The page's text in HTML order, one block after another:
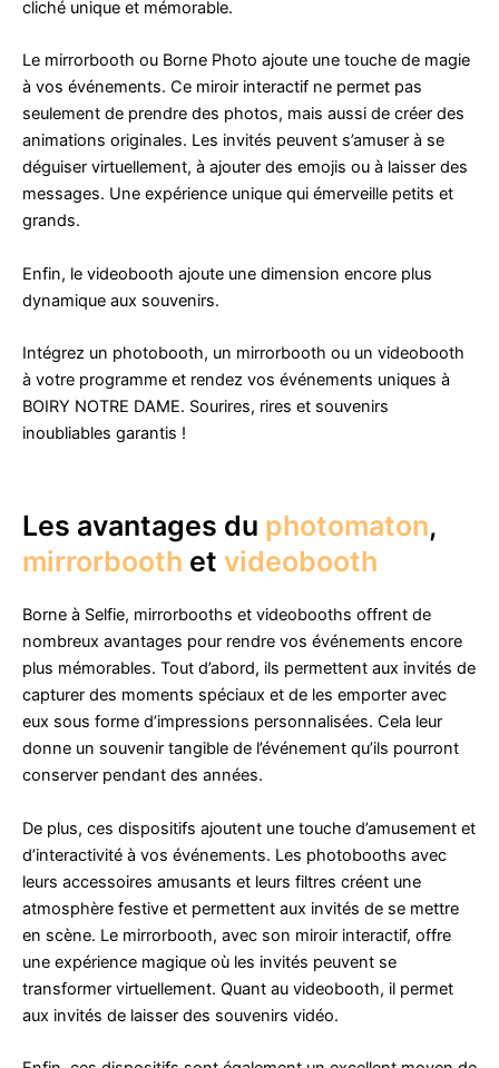
cliché unique et mémorable.
Le mirrorbooth ou Borne Photo ajoute une touche de magie
à vos événements. Ce miroir interactif ne permet pas
seulement de prendre des photos, mais aussi de créer des
animations originales. Les invités peuvent s’amuser à se
déguiser virtuellement, à ajouter des emojis ou à laisser des
messages. Une expérience unique qui émerveille petits et
grands.
Enfin, le videobooth ajoute une dimension encore plus
dynamique aux souvenirs.
Intégrez un photobooth, un mirrorbooth ou un videobooth
à votre programme et rendez vos événements uniques à
BOIRY NOTRE DAME. Sourires, rires et souvenirs
inoubliables garantis !
Les avantages du photomaton,
mirrorbooth et videobooth
Borne à Selfie, mirrorbooths et videobooths offrent de
nombreux avantages pour rendre vos événements encore
plus mémorables. Tout d’abord, ils permettent aux invités de
capturer des moments spéciaux et de les emporter avec
eux sous forme d’impressions personnalisées. Cela leur
donne un souvenir tangible de l’événement qu’ils pourront
conserver pendant des années.
De plus, ces dispositifs ajoutent une touche d’amusement et
d’interactivité à vos événements. Les photobooths avec
leurs accessoires amusants et leurs filtres créent une
atmosphère festive et permettent aux invités de se mettre
en scène. Le mirrorbooth, avec son miroir interactif, offre
une expérience magique où les invités peuvent se
transformer virtuellement. Quant au videobooth, il permet
aux invités de laisser des souvenirs vidéo.